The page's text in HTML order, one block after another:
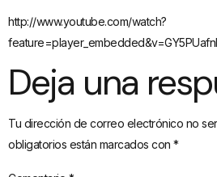
http://www.youtube.com/watch?
Deja una
Tu dirección de correo electrónico no
obligatorios están marcados con *